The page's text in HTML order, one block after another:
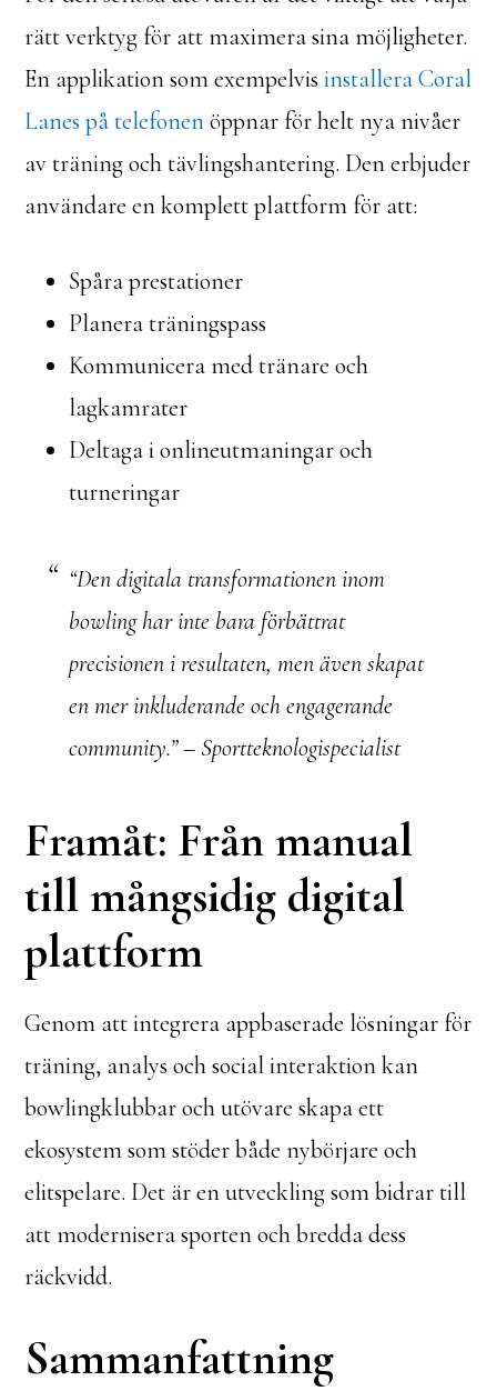
rätt verktyg för att maximera sina möjligheter.
En applikation som exempelvisinstallera Coral
Lanes på telefonenöppnar för helt nya nivåer
av träning och tävlingshantering. Den erbjuder
användare en komplett plattform för att:
Spåra prestationer
Planera träningspass
Kommunicera med tränare och
lagkamrater
Deltaga i onlineutmaningar och
turneringar
“Den digitala transformationen inom
bowling har inte bara förbättrat
precisionen i resultaten, men även skapat
en mer inkluderande och engagerande
community.” – Sportteknologispecialist
Framåt: Från manual
till mångsidig digital
plattform
Genom att integrera appbaserade lösningar för
träning, analys och social interaktion kan
bowlingklubbar och utövare skapa ett
ekosystem som stöder både nybörjare och
elitspelare. Det är en utveckling som bidrar till
att modernisera sporten och bredda dess
räckvidd.
Sammanfattning